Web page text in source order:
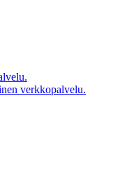
verkkopalvelu.